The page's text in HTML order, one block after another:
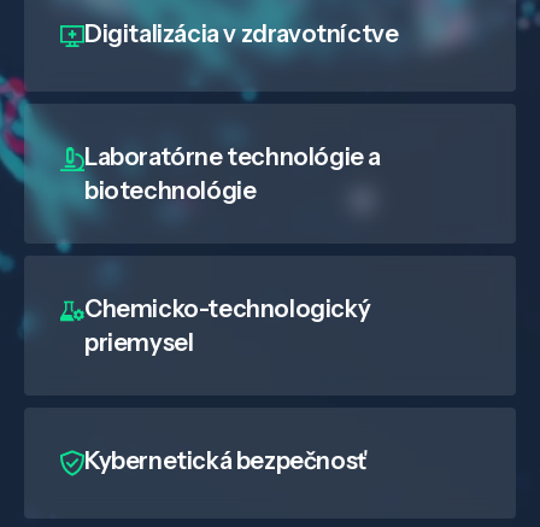
Digitalizáciav zdravotníctve
Laboratórne technológie a
biotechnológie
Chemicko-technologický
priemysel
Kybernetická bezpečnosť